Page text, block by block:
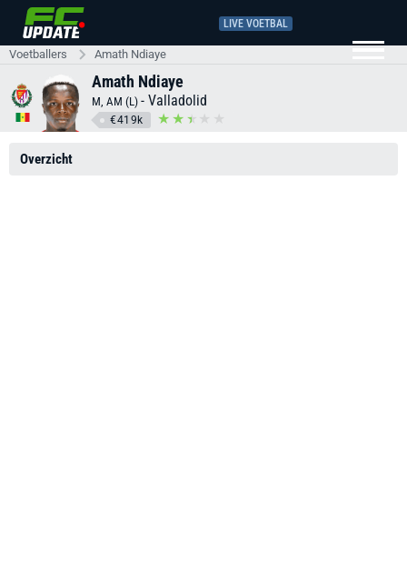
LIVE VOETBAL
Voetballers Amath Ndiaye
Amath Ndiaye
M, AM (L) - Valladolid
€419k
Overzicht